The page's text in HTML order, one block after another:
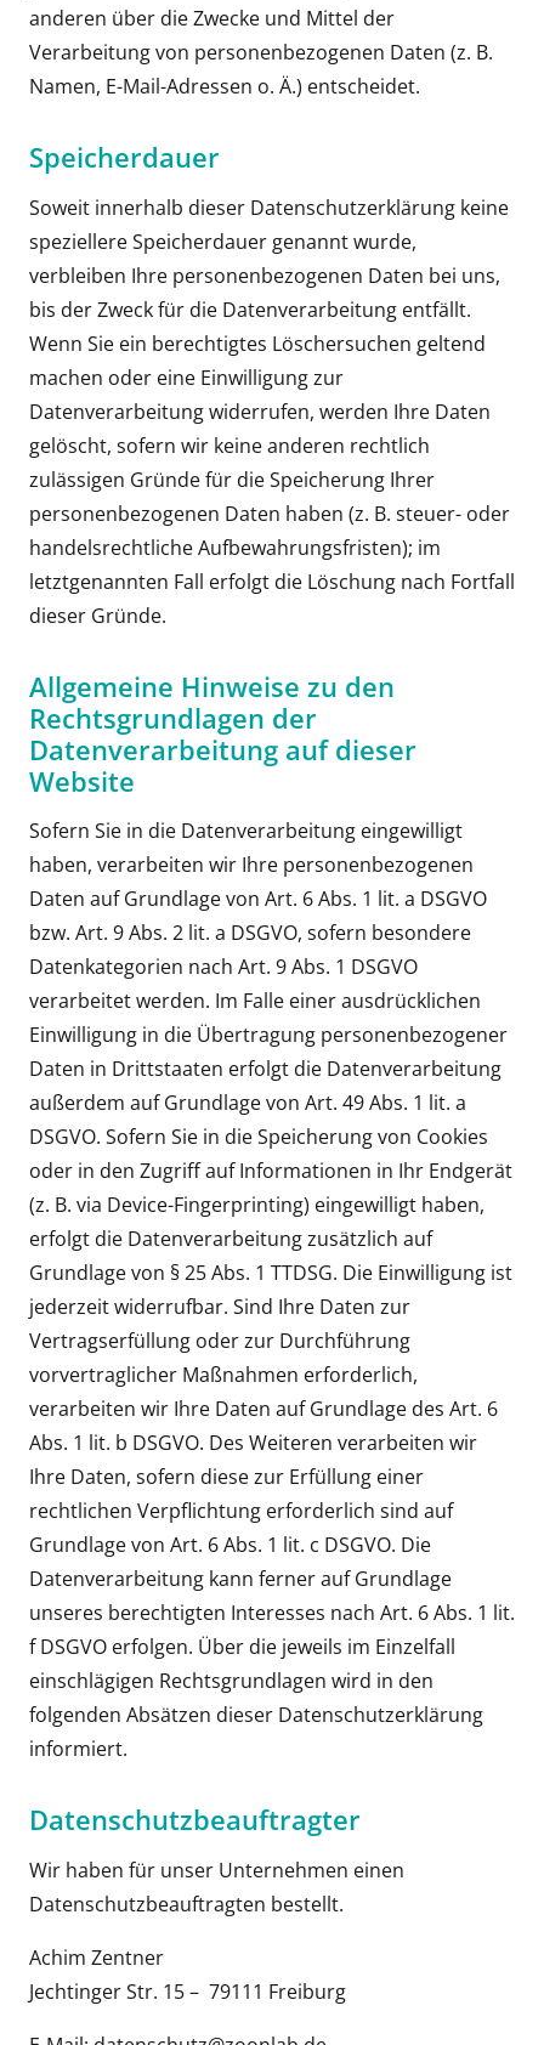
anderen über die Zwecke und Mittel der
Verarbeitung von personenbezogenen Daten (z. B.
Namen, E-Mail-Adressen o. Ä.) entscheidet.
Speicherdauer
Soweit innerhalb dieser Datenschutzerklärung keine
speziellere Speicherdauer genannt wurde,
verbleiben Ihre personenbezogenen Daten bei uns,
bis der Zweck für die Datenverarbeitung entfällt.
Wenn Sie ein berechtigtes Löschersuchen geltend
machen oder eine Einwilligung zur
Datenverarbeitung widerrufen, werden Ihre Daten
gelöscht, sofern wir keine anderen rechtlich
zulässigen Gründe für die Speicherung Ihrer
personenbezogenen Daten haben (z. B. steuer- oder
handelsrechtliche Aufbewahrungsfristen); im
letztgenannten Fall erfolgt die Löschung nach Fortfall
dieser Gründe.
Allgemeine Hinweise zu den
Rechtsgrundlagen der
Datenverarbeitung auf dieser
Website
Sofern Sie in die Datenverarbeitung eingewilligt
haben, verarbeiten wir Ihre personenbezogenen
Daten auf Grundlage von Art. 6 Abs. 1 lit. a DSGVO
bzw. Art. 9 Abs. 2 lit. a DSGVO, sofern besondere
Datenkategorien nach Art. 9 Abs. 1 DSGVO
verarbeitet werden. Im Falle einer ausdrücklichen
Einwilligung in die Übertragung personenbezogener
Daten in Drittstaaten erfolgt die Datenverarbeitung
außerdem auf Grundlage von Art. 49 Abs. 1 lit. a
DSGVO. Sofern Sie in die Speicherung von Cookies
oder in den Zugriff auf Informationen in Ihr Endgerät
(z. B. via Device-Fingerprinting) eingewilligt haben,
erfolgt die Datenverarbeitung zusätzlich auf
Grundlage von § 25 Abs. 1 TTDSG. Die Einwilligung ist
jederzeit widerrufbar. Sind Ihre Daten zur
Vertragserfüllung oder zur Durchführung
vorvertraglicher Maßnahmen erforderlich,
verarbeiten wir Ihre Daten auf Grundlage des Art. 6
Abs. 1 lit. b DSGVO. Des Weiteren verarbeiten wir
Ihre Daten, sofern diese zur Erfüllung einer
rechtlichen Verpflichtung erforderlich sind auf
Grundlage von Art. 6 Abs. 1 lit. c DSGVO. Die
Datenverarbeitung kann ferner auf Grundlage
unseres berechtigten Interesses nach Art. 6 Abs. 1 lit.
f DSGVO erfolgen. Über die jeweils im Einzelfall
einschlägigen Rechtsgrundlagen wird in den
folgenden Absätzen dieser Datenschutzerklärung
informiert.
Datenschutz­beauftragter
Wir haben für unser Unternehmen einen
Datenschutzbeauftragten bestellt.
Achim Zentner
Jechtinger Str. 15 – 79111 Freiburg